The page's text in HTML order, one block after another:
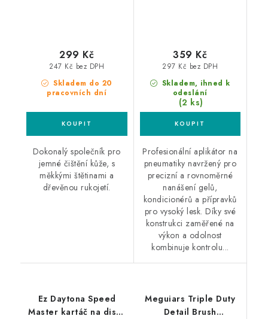
Skladem do 20
pracovních dní
247 Kč bez DPH
299 Kč
Dokonalý společník pro
jemné čištění kůže, s
měkkými štětinami a
dřevěnou rukojetí.
Skladem, ihned k
odeslání
(2 ks)
297 Kč bez DPH
359 Kč
Profesionální aplikátor na
pneumatiky navržený pro
precizní a rovnoměrné
nanášení gelů,
kondicionérů a přípravků
pro vysoký lesk. Díky své
konstrukci zaměřené na
výkon a odolnost
kombinuje kontrolu...
Ez Daytona Speed
Master kartáč na disky
Meguiars Triple Duty
Detail Brush